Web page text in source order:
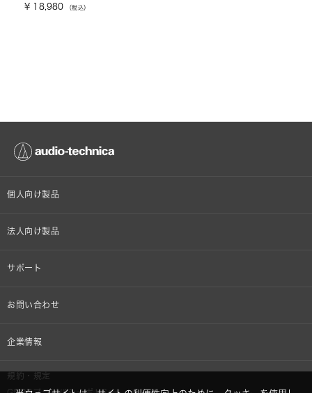
¥ 18,980 （税込）
個人向け製品
オンラインストア限定
法人向け製品
設備音響機器
半導体レーザー応用製品
サポート
個人向け製品サポート
お問い合わせ
その他、メディア 取材関連等のお問い合わせ
企業情報
株式会社オーディオテクニカ
規約・規定